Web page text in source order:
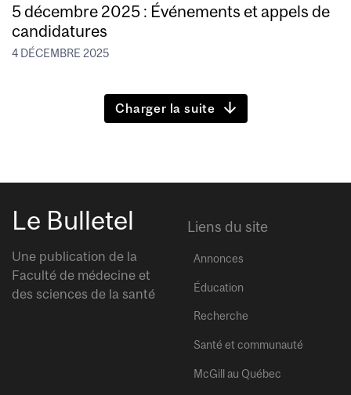
5 décembre 2025 : Événements et appels de
candidatures
4 DÉCEMBRE 2025
Charger la suite
Le Bulletel
Une publication de la
Faculté de médecine et
des sciences de la santé
Liens du site
Annonces
Éducation
Recherche
Santé et communauté
McGill au Québec